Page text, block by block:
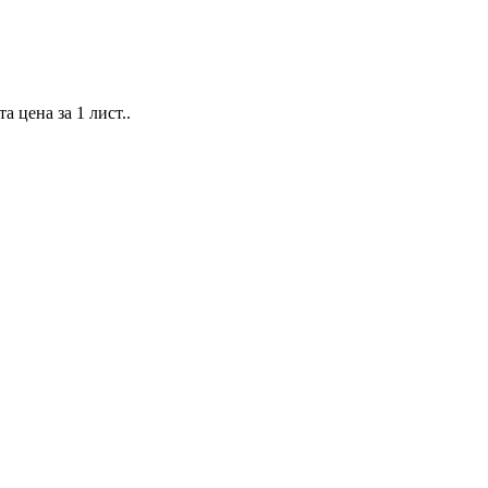
цена за 1 лист..